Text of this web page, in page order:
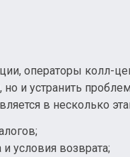
операторы колл-
и устранить
в несколько
условия возврата;